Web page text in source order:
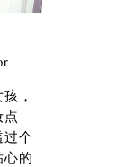
，
个
心的